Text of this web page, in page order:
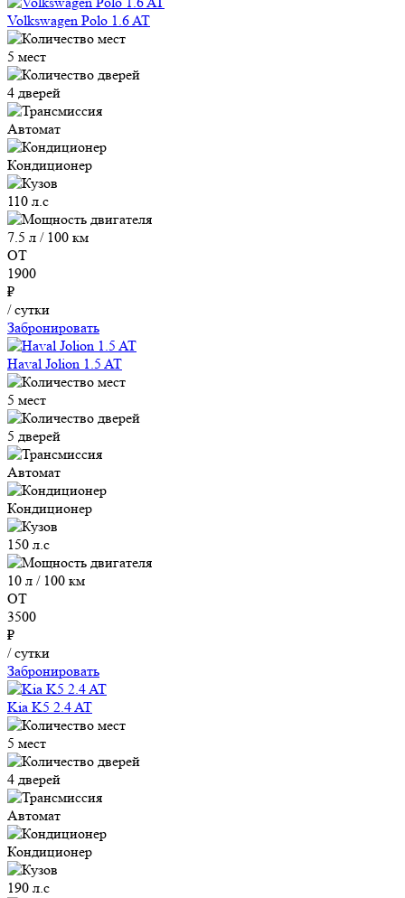
Volkswagen Polo 1.6 AT
5 мест
4 дверей
Автомат
Кондиционер
110 л.с
7.5 л / 100 км
ОТ
1900
₽
/ сутки
Забронировать
Haval Jolion 1.5 AT
5 мест
5 дверей
Автомат
Кондиционер
150 л.с
10 л / 100 км
ОТ
3500
₽
/ сутки
Забронировать
Kia K5 2.4 AT
5 мест
4 дверей
Автомат
Кондиционер
190 л.с